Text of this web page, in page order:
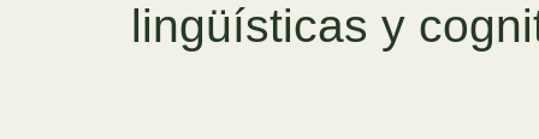
lingüísticas y